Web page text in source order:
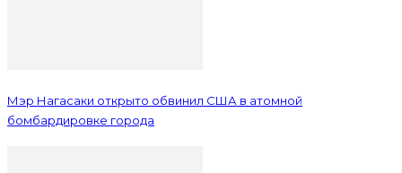
Мэр Нагасаки открыто обвинил США в атомной
бомбардировке города